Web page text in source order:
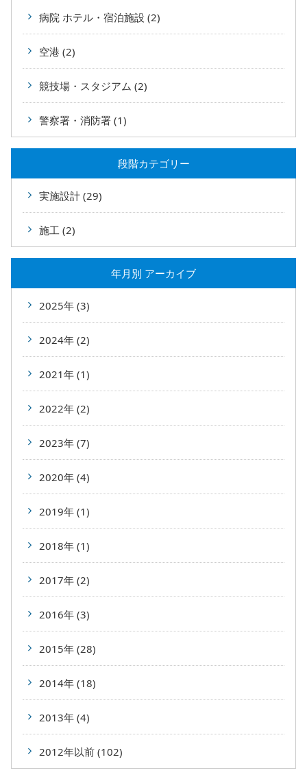
病院 ホテル・宿泊施設 (2)
空港 (2)
競技場・スタジアム (2)
警察署・消防署 (1)
段階カテゴリー
実施設計 (29)
施工 (2)
年⽉別 アーカイブ
2025年 (3)
2024年 (2)
2021年 (1)
2022年 (2)
2023年 (7)
2020年 (4)
2019年 (1)
2018年 (1)
2017年 (2)
2016年 (3)
2015年 (28)
2014年 (18)
2013年 (4)
2012年以前 (102)